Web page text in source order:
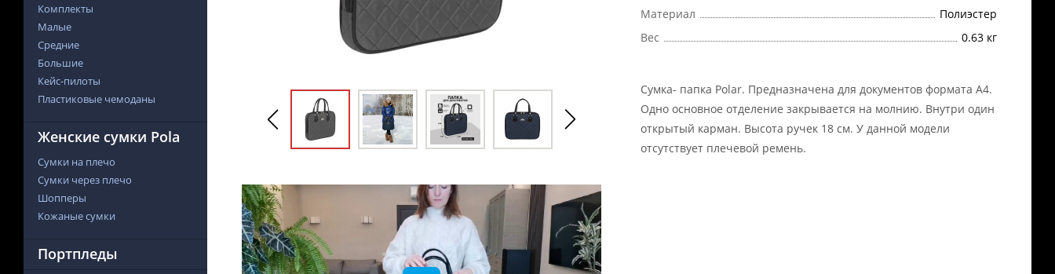
Комплекты
Малые
Средние
Большие
Кейс-пилоты
Пластиковые чемоданы
Женские сумки Pola
Сумки на плечо
Сумки через плечо
Шопперы
Кожаные сумки
Портпледы
Материал
Полиэстер
Вес
0.63 кг
Сумка- папка Polar. Предназначена для документов формата А4.
Одно основное отделение закрывается на молнию. Внутри один
открытый карман. Высота ручек 18 см. У данной модели
отсутствует плечевой ремень.